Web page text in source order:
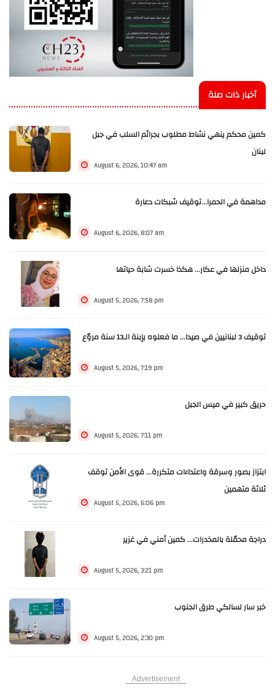
أخبار ذات صلة
كمين محكم ينهي نشاط مطلوب بجرائم السلب في جبل
لبنان
August 6, 2026, 10:47 am
مداهمة في الحمرا...توقيف شبكات دعارة
August 6, 2026, 8:07 am
داخل منزلها في عكار... هكذا خسرت شابة حياتها
August 5, 2026, 7:58 pm
توقيف 3 لبنانيين في صيدا... ما فعلوه بإبنة الـ13 سنة مروّع
August 5, 2026, 7:19 pm
حريق كبير في ميس الجبل
August 5, 2026, 7:11 pm
ابتزاز بصور وسرقة واعتداءات متكررة... قوى الأمن توقف
ثلاثة متهمين
August 5, 2026, 6:06 pm
دراجة محمّلة بالمخدرات... كمين أمني في غزير
August 5, 2026, 3:21 pm
خبر سار لسالكي طرق الجنوب
August 5, 2026, 2:30 pm
Advertisement